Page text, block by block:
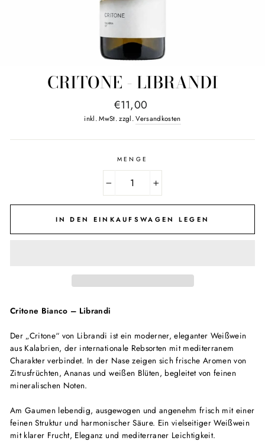
CRITONE - LIBRANDI
Normaler
Preis
€11,00
inkl. MwSt. zzgl.Versandkosten
MENGE
+
IN DEN EINKAUFSWAGEN LEGEN
Critone Bianco – Librandi
Der „Critone“ von Librandi ist ein moderner, eleganter Weißwein
aus Kalabrien, der internationale Rebsorten mit mediterranem
Charakter verbindet. In der Nase zeigen sich frische Aromen von
Zitrusfrüchten, Ananas und weißen Blüten, begleitet von feinen
mineralischen Noten.
Am Gaumen lebendig, ausgewogen und angenehm frisch mit einer
feinen Struktur und harmonischer Säure. Ein vielseitiger Weißwein
mit klarer Frucht, Eleganz und mediterraner Leichtigkeit.